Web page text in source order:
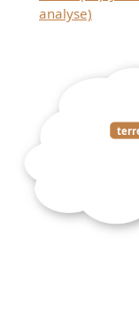
analyse)